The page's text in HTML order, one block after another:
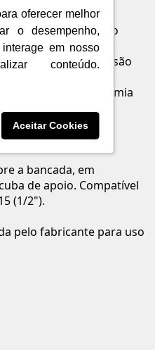
oferecer melhor
o desempenho,
em nosso
conteúdo.
Aceitar Cookies
com acabamento
conforto e precisão
proporciona economia
de apoio
a bancada, em
de apoio. Compatível
(1/2").
pelo fabricante para uso